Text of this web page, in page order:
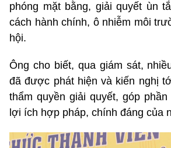
phóng mặt bằng, giải quyết ùn
cách hành chính, ô nhiễm môi
hội.
Ông cho biết, qua giám sát,
đã được phát hiện và kiến nghị
thẩm quyền giải quyết, góp
lợi ích hợp pháp, chính đáng của